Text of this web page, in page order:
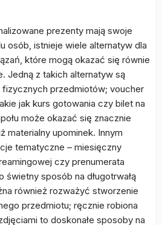
prezenty mają swoje
osób, istnieje wiele alternatyw dla
które mogą okazać się równie
Jedną z takich alternatyw są
przedmiotów; voucher
jak kurs gotowania czy bilet na
może okazać się znacznie
materialny upominek. Innym
tematyczne – miesięczny
czy prenumerata
świetny sposób na długotrwałą
również rozważyć stworzenie
przedmiotu; ręcznie robiona
to doskonałe sposoby na